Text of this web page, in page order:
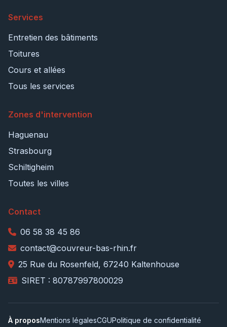
Services
Entretien des bâtiments
Toitures
Cours et allées
Tous les services
Zones d'intervention
Haguenau
Strasbourg
Schiltigheim
Toutes les villes
Contact
06 58 38 45 86
contact@couvreur-bas-rhin.fr
25 Rue du Rosenfeld, 67240 Kaltenhouse
SIRET : 80787997800029
À proposMentions légalesCGUPolitique de confidentialité